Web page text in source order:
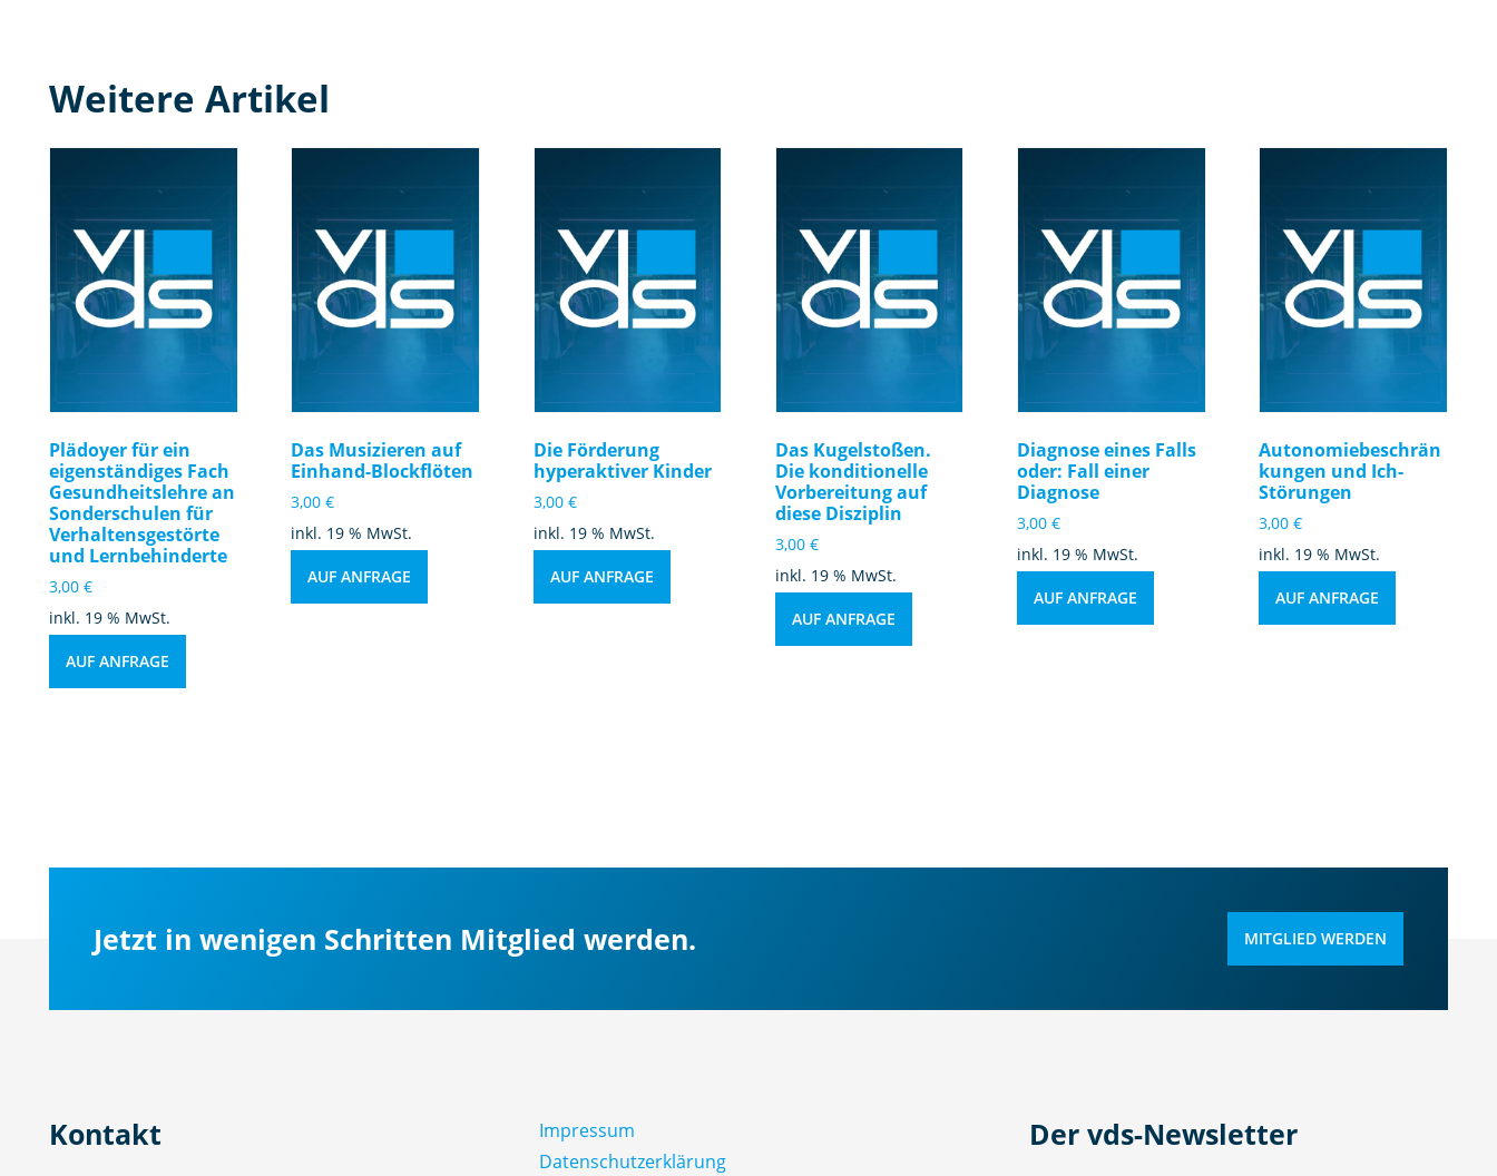
Weitere Artikel
Plädoyer für ein
eigenständiges Fach
Gesundheitslehre an
Sonderschulen für
Verhaltensgestörte
und Lernbehinderte
3,00 €
inkl. 19 % MwSt.
AUF ANFRAGE
Das Musizieren auf
Einhand-Blockflöten
3,00€
inkl. 19 % MwSt.
AUF ANFRAGE
Die Förderung
hyperaktiver Kinder
3,00 €
inkl. 19 % MwSt.
AUF ANFRAGE
Das Kugelstoßen.
Die konditionelle
Vorbereitung auf
diese Disziplin
3,00 €
inkl. 19 % MwSt.
AUF ANFRAGE
Diagnose eines Falls
oder: Fall einer
Diagnose
3,00€
inkl. 19 % MwSt.
AUF ANFRAGE
Autonomiebeschrän
kungen und Ich-
Störungen
3,00€
inkl. 19 % MwSt.
AUF ANFRAGE
Jetzt in wenigen Schritten Mitglied werden. MITGLIED WERDEN
Kontakt
Impressum
Datenschutz­erklärung
Der vds-Newsletter
N